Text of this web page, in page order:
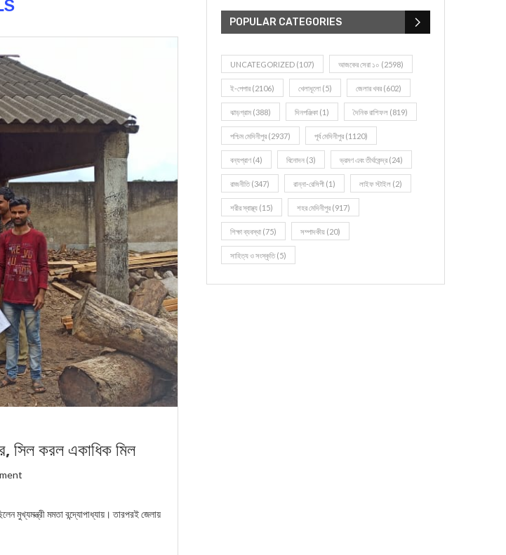
সিল করল একাধিক মিল
মুখ্যমন্ত্রী মমতা বন্দ্যোপাধ্যায়। তারপরই জেলায়
POPULAR CATEGORIES
UNCATEGORIZED (107) আজকের সেরা ১০ (2598)
ই-পেপার (2106) খেলাধূলো (5) জেলার খবর (602)
ঝাড়গ্রাম (388) দিনপঞ্জিকা (1) দৈনিক রাশিফল (819)
পশ্চিম মেদিনীপুর (2937) পূর্ব মেদিনীপুর (1120)
বন্যপ্রাণ (4) বিনোদন (3) ভ্রমণ এবং তীর্থকেন্দ্র (24)
রাজনীতি(347) রান্না-রেসিপী (1) লাইফ স্টাইল (2)
শরীর স্বাস্থ্য (15) শহর মেদিনীপুর (917)
শিক্ষা ব্যবস্থা (75) সম্পাদকীয় (20)
সাহিত্য ও সংস্কৃতি(5)